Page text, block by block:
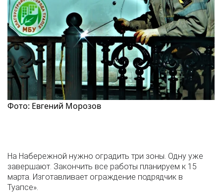
Фото: Евгений Морозов
На Набережной нужно оградить три зоны. Одну уже
завершают. Закончить все работы планируем к 15
марта. Изготавливает ограждение подрядчик в
Туапсе».